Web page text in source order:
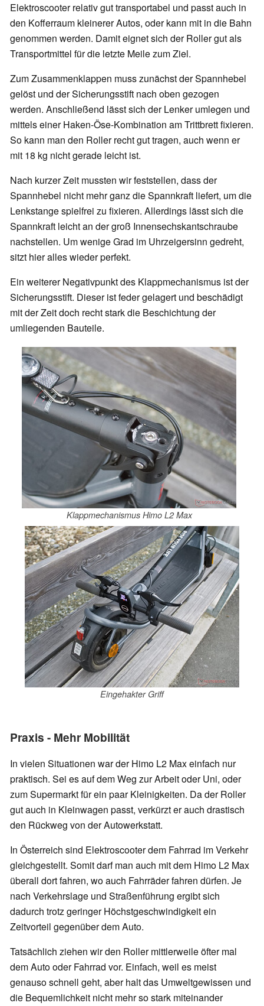
Elektroscooter relativ gut transportabel und passt auch in
den Kofferraum kleinerer Autos, oder kann mit in die Bahn
genommen werden. Damit eignet sich der Roller gut als
Transportmittel für die letzte Meile zum Ziel.
Zum Zusammenklappen muss zunächst der Spannhebel
gelöst und der Sicherungsstift nach oben gezogen
werden. Anschließend lässt sich der Lenker umlegen und
mittels einer Haken-Öse-Kombination am Trittbrett fixieren.
So kann man den Roller recht gut tragen, auch wenn er
mit 18 kg nicht gerade leicht ist.
Nach kurzer Zeit mussten wir feststellen, dass der
Spannhebel nicht mehr ganz die Spannkraft liefert, um die
Lenkstange spielfrei zu fixieren. Allerdings lässt sich die
Spannkraft leicht an der groß Innensechskantschraube
nachstellen. Um wenige Grad im Uhrzeigersinn gedreht,
sitzt hier alles wieder perfekt.
Ein weiterer Negativpunkt des Klappmechanismus ist der
Sicherungsstift. Dieser ist feder gelagert und beschädigt
mit der Zeit doch recht stark die Beschichtung der
umliegenden Bauteile.
Klappmechanismus Himo L2 Max
Eingehakter Griff
Praxis - Mehr Mobilität
In vielen Situationen war der Himo L2 Max einfach nur
praktisch. Sei es auf dem Weg zur Arbeit oder Uni, oder
zum Supermarkt für ein paar Kleinigkeiten. Da der Roller
gut auch in Kleinwagen passt, verkürzt er auch drastisch
den Rückweg von der Autowerkstatt.
In Österreich sind Elektroscooter dem Fahrrad im Verkehr
gleichgestellt. Somit darf man auch mit dem Himo L2 Max
überall dort fahren, wo auch Fahrräder fahren dürfen. Je
nach Verkehrslage und Straßenführung ergibt sich
dadurch trotz geringer Höchstgeschwindigkeit ein
Zeitvorteil gegenüber dem Auto.
Tatsächlich ziehen wir den Roller mittlerweile öfter mal
dem Auto oder Fahrrad vor. Einfach, weil es meist
genauso schnell geht, aber halt das Umweltgewissen und
die Bequemlichkeit nicht mehr so stark miteinander